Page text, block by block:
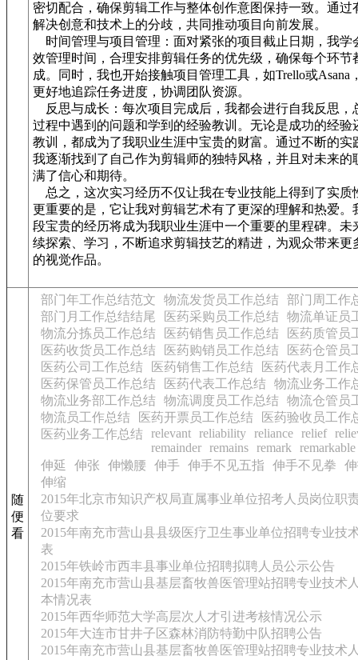
密切配合，确保剪辑工作与整体创作意图保持一致。通过
解决创意和技术上的分歧，共同推动项目向前发展。
时间管理与项目管理：面对紧张的项目截止日期，我学
效管理时间，合理安排剪辑任务的优先级，确保每个环节
成。同时，我也开始接触项目管理工具，如Trello或Asana
更好地追踪任务进度，协调团队资源。
反思与成长：每次项目完成后，我都会进行自我反思，
过程中遇到的问题和学到的经验教训。无论是成功的经验
教训，都成为了我职业生涯中宝贵的财富。通过不断的实
我逐渐找到了自己作为剪辑师的独特风格，并且对未来的
满了信心和期待。
总之，这次实习经历不仅让我在专业技能上得到了实质
更重要的是，它让我对剪辑艺术有了更深的理解和热爱。
段宝贵的经历将成为我职业生涯中一个重要的里程碑。未
续探索、学习，不断追求剪辑技艺的精进，为观众带来更
的视觉作品。
随
便
看
部门年工作总结范文 物流发货员工作总结 部门周工作
部门月工作总结结尾
医药采购员工作总结 物流单证员
物流分拣员工作总结
医药销售员工作总结
医药质管员
医药收货员工作总结
医药购销员工作总结
医药仓管员
医药公司工作总结
医药销售工作总结
医药代表月工作
医药保管员工作总结
医药代表工作总结 物流业务工作
物流业务部工作总结 物流调度员工作总结 物流仓管员
物流员工作总结
医药开票员工作总结
医药验收员工作
医药业务工作总结 relevant reliability reliance relief
remainder remains remark
remarkable
伸延
伸张 伸懒腰 伸手 伸手不见五指 伸手不见拳
伸缩
2015年北京市知识产权局直属事业单位招考人员岗位职
位要求
2015年南充市营山县县级医疗卫生事业单位招聘专业技
表
2015年铁岭市西丰县事业单位招聘拟聘人员公示公告
2015年南充市营山县基层畜牧兽医管理站招聘专业技术
本情况表
2015年西华师范大学高层次人才引进考核情况公示
2015年大连市甘井子区森林消防特勤中队招聘公告
2015年南充市营山县基层畜牧兽医管理站招聘专业技术